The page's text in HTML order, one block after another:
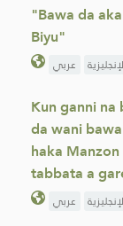
"Bawa da
Biyu"
عربي
Kun ganni
da wani
haka
tabbata a
عربي